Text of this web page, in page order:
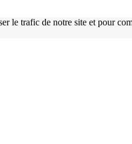
le trafic de notre site et pour